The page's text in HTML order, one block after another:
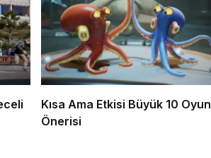
Kısa Ama Etkisi Büyük 10 Oyun
Önerisi